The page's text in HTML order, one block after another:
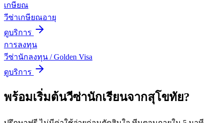
เกษียณ
วีซ่าเกษียณอายุ
ดูบริการ
การลงทุน
วีซ่านักลงทุน / Golden Visa
ดูบริการ
พร้อมเริ่มต้นวีซ่านักเรียนจากสุโขทัย?